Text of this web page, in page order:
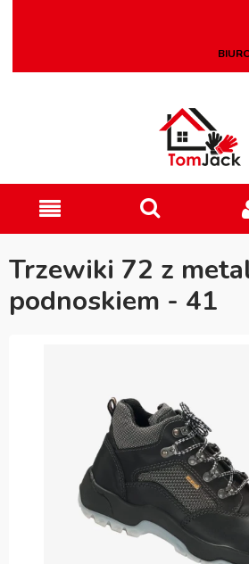
Trzewiki 72 z
podnoskiem - 41